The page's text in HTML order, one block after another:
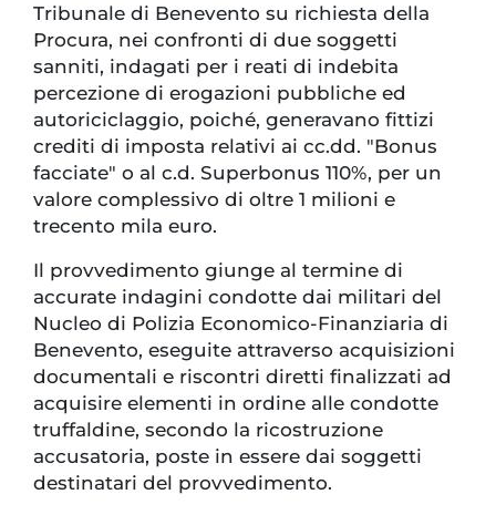
Tribunale di Benevento su richiesta della
Procura, nei confronti di due soggetti
sanniti, indagati per i reati di indebita
percezione di erogazioni pubbliche ed
autoriciclaggio, poiché, generavano fittizi
crediti di imposta relativi ai cc.dd. "Bonus
facciate" o al c.d. Superbonus 110%, per un
valore complessivo di oltre 1 milioni e
trecento mila euro.
Il provvedimento giunge al termine di
accurate indagini condotte dai militari del
Nucleo di Polizia Economico-Finanziaria di
Benevento, eseguite attraverso acquisizioni
documentali e riscontri diretti finalizzati ad
acquisire elementi in ordine alle condotte
truffaldine, secondo la ricostruzione
accusatoria, poste in essere dai soggetti
destinatari del provvedimento.